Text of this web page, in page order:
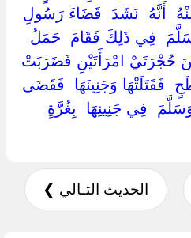
‏أَنَّهُ ‏ ‏نَشَدَ ‏ ‏قَضَاءَ رَسُولِ
‏فِي ذَلِكَ فَقَامَ ‏ ‏حَمَلُ
حُجْرَتَيْ امْرَأَتَيْنِ فَضَرَبَتْ
‏فَقَتَلَتْهَا وَجَنِينَهَا ‏ ‏فَقَضَى
‏فِي جَنِينِهَا ‏ ‏بِغُرَّةٍ
الحديث التـالي ❯